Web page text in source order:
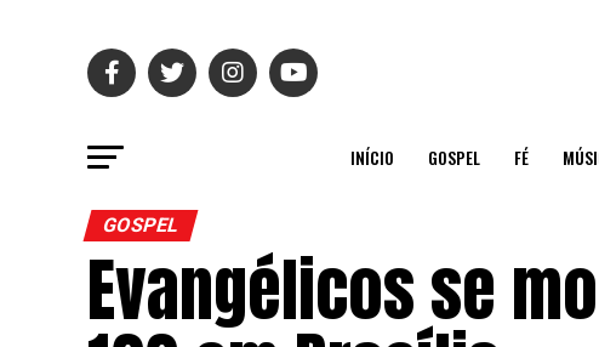
INÍCIO GOSPEL FÉ
GOSPEL
Evangélicos se